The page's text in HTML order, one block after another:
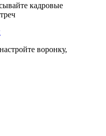
кадровые
воронку,